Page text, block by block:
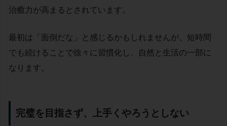
治癒力が高まるとされています。
最初は「面倒だな」と感じるかもしれませんが、短時間
でも続けることで徐々に習慣化し、自然と生活の一部に
なります。
完璧を目指さず、上手くやろうとしない